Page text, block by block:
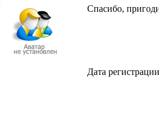
Спасибо,
Дата